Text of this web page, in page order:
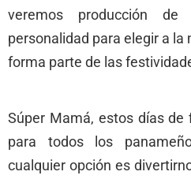
veremos producción
personalidad para elegir a la
forma parte de las
Súper Mamá, estos días
para todos los
cualquier opción es